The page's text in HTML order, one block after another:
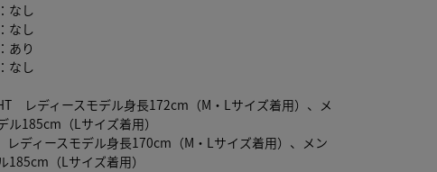
なし
なし
あり
なし
レディースモデル身長172cm（M・Lサイズ着用）、メ
ル185cm（Lサイズ着用）
ディースモデル身長170cm（M・Lサイズ着用）、メン
185cm（Lサイズ着用）